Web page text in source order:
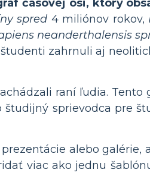
časovej osi, ktorý
spred 4 miliónov rokov,
neanderthalensis
zahrnuli aj
raní ľudia. Tento
sprievodca pre
alebo galérie,
viac ako jednu